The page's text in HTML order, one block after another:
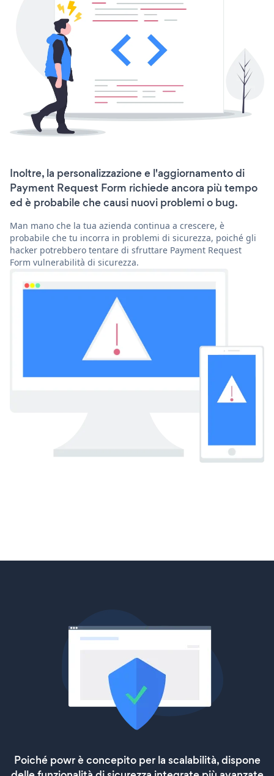
Inoltre, la personalizzazione e l'aggiornamento di
Payment Request Form richiede ancora più tempo
ed è probabile che causi nuovi problemi o bug.
Man mano che la tua azienda continua a crescere, è
probabile che tu incorra in problemi di sicurezza, poiché gli
hacker potrebbero tentare di sfruttare Payment Request
Form vulnerabilità di sicurezza.
Poiché powr è concepito per la scalabilità, dispone